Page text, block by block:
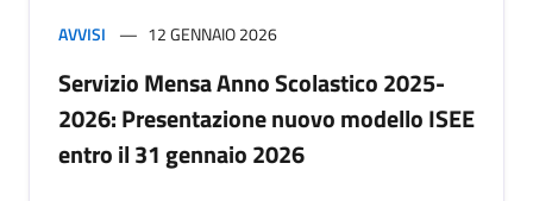
AVVISI 12 GENNAIO 2026
Servizio Mensa Anno Scolastico 2025-
2026: Presentazione nuovo modello ISEE
entro il 31 gennaio 2026